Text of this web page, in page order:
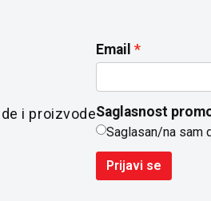
i proizvode
Email
Saglasnost
Saglasan/na sam
Prijavi se